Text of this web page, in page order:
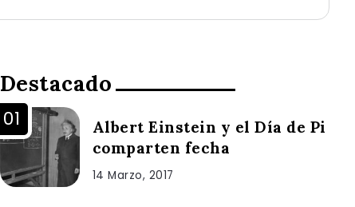
Destacado
Albert Einstein y el Día de Pi
comparten fecha
14 Marzo, 2017